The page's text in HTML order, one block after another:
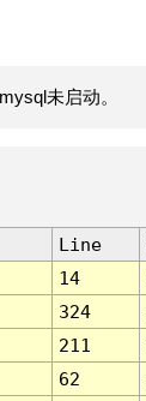
未启动。
Line
14
324
211
62